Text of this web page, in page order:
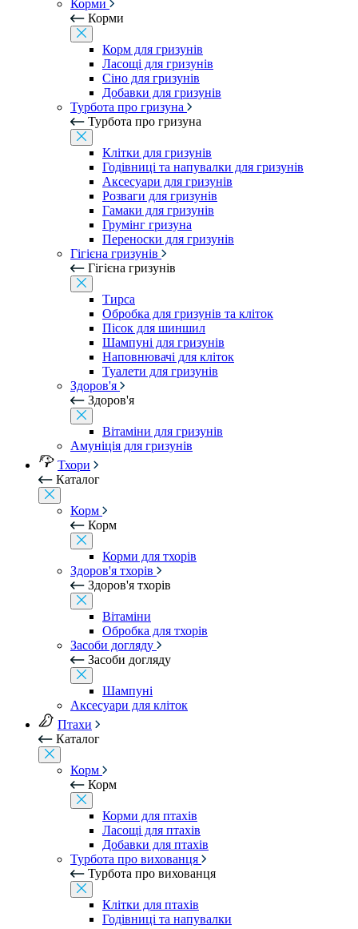
Корми
Корми
Корм для гризунів
Ласощі для гризунів
Сіно для гризунів
Добавки для гризунів
Турбота про гризуна
Турбота про гризуна
Клітки для гризунів
Годівниці та напувалки для гризунів
Аксесуари для гризунів
Розваги для гризунів
Гамаки для гризунів
Грумінг гризуна
Переноски для гризунів
Гігієна гризунів
Гігієна гризунів
Тирса
Обробка для гризунів та кліток
Пісок для шиншил
Шампуні для гризунів
Наповнювачі для кліток
Туалети для гризунів
Здоров'я
Здоров'я
Вітаміни для гризунів
Амуніція для гризунів
Тхори
Каталог
Корм
Корм
Корми для тхорів
Здоров'я тхорів
Здоров'я тхорів
Вітаміни
Обробка для тхорів
Засоби догляду
Засоби догляду
Шампуні
Аксесуари для кліток
Птахи
Каталог
Корм
Корм
Корми для птахів
Ласощі для птахів
Добавки для птахів
Турбота про вихованця
Турбота про вихованця
Клітки для птахів
Годівниці та напувалки